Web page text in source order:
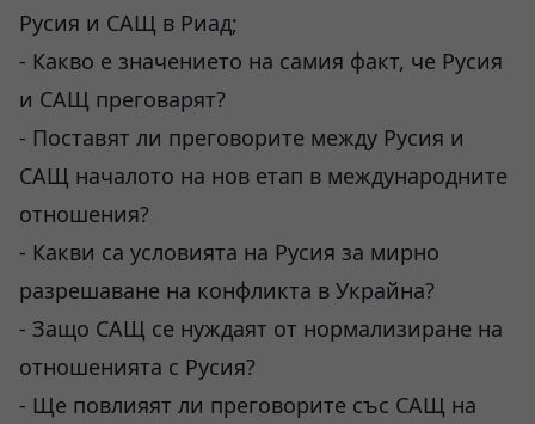
Русия и САЩ в Риад;
- Какво е значението на самия факт, че Русия
и САЩ преговарят?
- Поставят ли преговорите между Русия и
САЩ началото на нов етап в международните
отношения?
- Какви са условията на Русия за мирно
разрешаване на конфликта в Украйна?
- Защо САЩ се нуждаят от нормализиране на
отношенията с Русия?
- Ще повлияят ли преговорите със САЩ на